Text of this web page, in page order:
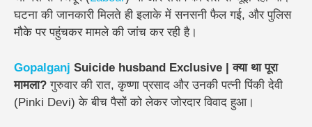
घटना की जानकारी मिलते ही इलाके में सनसनी फैल गई, और पुलिस
मौके पर पहुंचकर मामले की जांच कर रही है।
Gopalganj Suicide husband Exclusive | क्या था पूरा
मामला?गुरुवार की रात, कृष्णा प्रसाद और उनकी पत्नी पिंकी देवी
(Pinki Devi) के बीच पैसों को लेकर जोरदार विवाद हुआ।